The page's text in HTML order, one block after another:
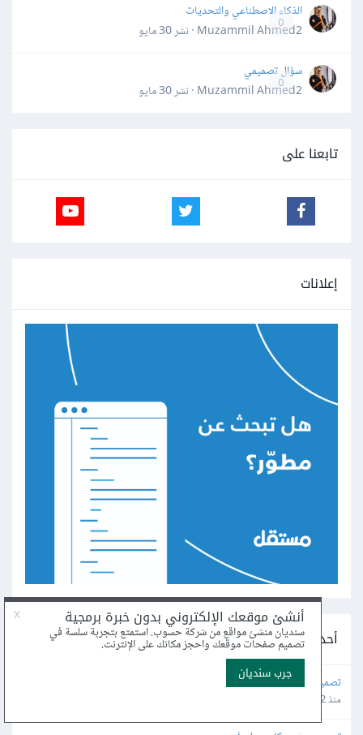
0
الذكاء الاصطناعي والتحديات
Muzammil Ahmed2 · نشر
30 مايو
0
سؤال تصميمي
Muzammil Ahmed2 · نشر
30 مايو
تابعنا على
إعلانات
أحدث مشاريع التصميم على مستقل
تصميم فيديو مكون من 100 صورة
منذ 2 ساعة